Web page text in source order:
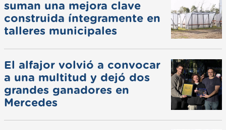
suman una mejora clave
construida íntegramente en
talleres municipales
El alfajor volvió a convocar
a una multitud y dejó dos
grandes ganadores en
Mercedes